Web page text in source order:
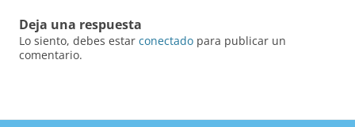
Deja una respuesta
Lo siento, debes estar conectado para publicar un
comentario.